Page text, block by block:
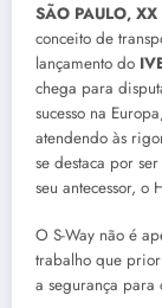
SÃO PAULO,
conceito de
lançamento do
chega para
sucesso na
atendendo às
se destaca por
seu antecessor, o
O S-Way não é
trabalho que
a segurança para